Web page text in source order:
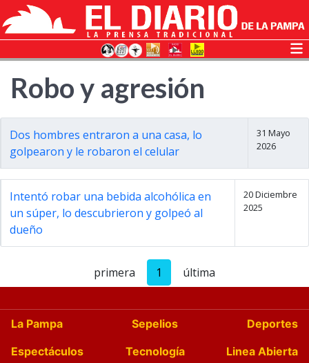
Robo y agresión
Dos hombres entraron a una casa, lo
golpearon y le robaron el celular
31 Mayo
2026
Intentó robar una bebida alcohólica en
un súper, lo descubrieron y golpeó al
dueño
20 Diciembre
2025
primera 1 última
La Pampa Sepelios
Deportes
Espectáculos
Tecnología
Linea Abierta